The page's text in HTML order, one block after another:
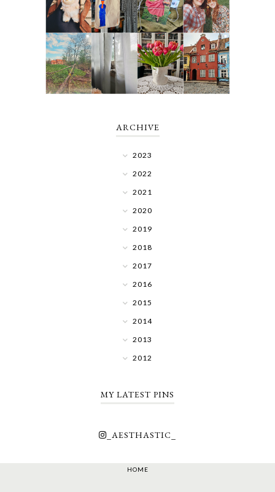
ARCHIVE
2023
2022
2021
2020
2019
2018
2017
2016
2015
2014
2013
2012
MY LATEST PINS
_AESTHASTIC_
HOME